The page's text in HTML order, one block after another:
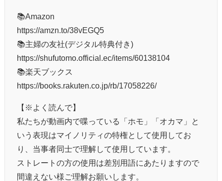
📚Amazon
https://amzn.to/38vEGQ5
📚主婦の友社(デジタル特典付き)
https://shufutomo.official.ec/items/60138104
📚楽天ブックス
https://books.rakuten.co.jp/rb/17058226/
【※よく読んで】
私たちが動画内で喋っている「ホモ」「オカマ」と
いう表現はマイノリティの特権として使用してお
り、当事者同士で理解して使用しています。
ストレートの方の使用は差別用語にあたりますので
間違えない様ご理解お願いします。